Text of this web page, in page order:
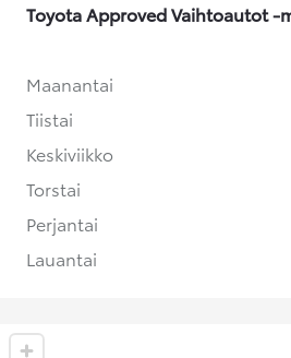
Toyota Approved Vaihtoautot -
Maanantai
Tiistai
Keskiviikko
Torstai
Perjantai
Lauantai